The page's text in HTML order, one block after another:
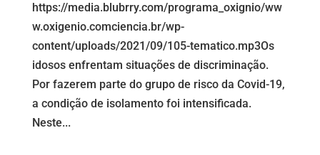
https://media.blubrry.com/programa_oxignio/ww
w.oxigenio.comciencia.br/wp-
content/uploads/2021/09/105-tematico.mp3Os
idosos enfrentam situações de discriminação.
Por fazerem parte do grupo de risco da Covid-19,
a condição de isolamento foi intensificada.
Neste...